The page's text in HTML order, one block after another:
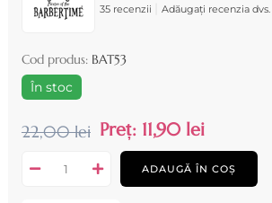
35 recenzii Adăugați recenzia dvs.
Cod produs: BAT53
În stoc
22,00 lei Preț: 11,90 lei
ADAUGĂ ÎN COȘ